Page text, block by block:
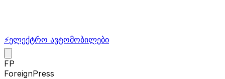
⚡ელექტრო ავტომობილები
FP
ForeignPress